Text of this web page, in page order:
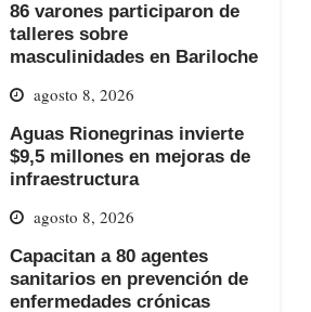
86 varones participaron de
talleres sobre
masculinidades en Bariloche
agosto 8, 2026
Aguas Rionegrinas invierte
$9,5 millones en mejoras de
infraestructura
agosto 8, 2026
Capacitan a 80 agentes
sanitarios en prevención de
enfermedades crónicas